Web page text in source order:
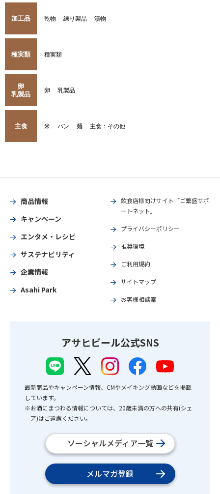
加工品 乾物 練り製品 漬物
種実類 種実類
卵
乳製品
卵 乳製品
主食 米 パン 麺 主食：その他
商品情報
キャンペーン
エンタメ・レシピ
サステナビリティ
企業情報
Asahi Park
飲食店様向けサイト「ご繁盛サポ
ートネット」
プライバシーポリシー
推奨環境
ご利用規約
サイトマップ
お客様相談室
アサヒビール公式SNS
最新商品やキャンペーン情報、CMやメイキング動画などを掲載
しています。
※お酒にまつわる情報については、20歳未満の方への共有(シェ
ア)はご遠慮ください。
ソーシャルメディア一覧
メルマガ登録